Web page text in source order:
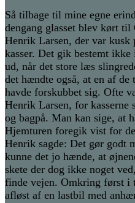
Så tilbage til mine egne
dengang glasset blev kørt
Henrik Larsen, der var kusk
kasser. Det gik bestemt
ud, når det store læs
det hændte også, at en af de
havde forskubbet sig. Ofte
Henrik Larsen, for kasserne
og bagpå. Man kan sige, at
Hjemturen foregik vist for
Henrik sagde: Det gør godt
kunne det jo hænde, at
skete der dog ikke noget
finde vejen. Omkring først i
afløst af en lastbil med